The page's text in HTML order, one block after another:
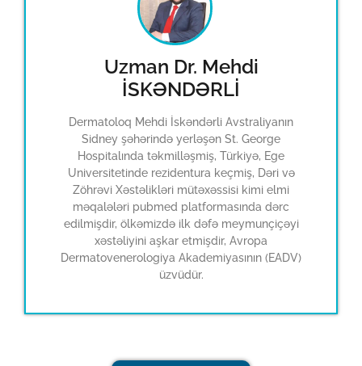
Uzman Dr. Mehdi
İSKƏNDƏRLİ
Dermatoloq Mehdi İskəndərli Avstraliyanın
Sidney şəhərində yerləşən St. George
Hospitalında təkmilləşmiş, Türkiyə, Ege
Universitetinde rezidentura keçmiş, Dəri və
Zöhrəvi Xəstəlikləri mütəxəssisi kimi elmi
məqalələri pubmed platformasında dərc
edilmişdir, ölkəmizdə ilk dəfə meymunçiçəyi
xəstəliyini aşkar etmişdir, Avropa
Dermatovenerologiya Akademiyasının (EADV)
üzvüdür.